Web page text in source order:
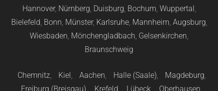
Hannover, Nürnberg, Duisburg, Bochum, Wuppertal,
Bielefeld, Bonn, Münster, Karlsruhe, Mannheim, Augsburg,
Wiesbaden, Mönchengladbach, Gelsenkirchen,
Braunschweig
Chemnitz, Kiel, Aachen, Halle (Saale), Magdeburg,
Freiburg (Breisgau)
Krefeld Lübeck Oberhausen